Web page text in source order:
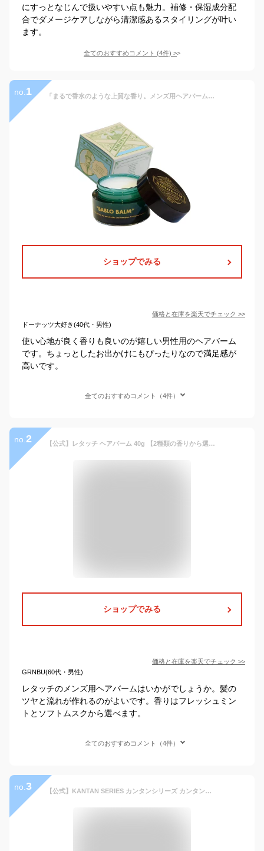
にすっとなじんで扱いやすい点も魅力。補修・保湿成分配
合でダメージケアしながら清潔感あるスタイリングが叶い
ます。
全てのおすすめコメント (4件) >
no. 1 「まるで香水のような上質な香り。メンズ用ヘアバーム」バブロ バーム BABLO BALM バブロバーム ヘアバーム メンズ用 男性用（アンバーウッディームスクの香り）35g[ヘアワックス ハンドクリーム 練り香水 リップクリーム]
ショップでみる
価格と在庫を楽天でチェック >>
ドーナッツ大好き(40代・男性)
使い心地が良く香りも良いのが嬉しい男性用のヘアバーム
です。ちょっとしたお出かけにもぴったりなので満足感が
高いです。
全てのおすすめコメント（4件）
no. 2 【公式】レタッチ ヘアバーム 40g 【2種類の香りから選べる】 / RETOUCH ヘアワックス バーム フレッシュミント ソフトムスク 髪 スタイリングバーム ヘアセット メンズ 毛流れ ツヤ 濡れ感 マルチバーム スタイリング剤 ワックス 整髪料
ショップでみる
価格と在庫を楽天でチェック >>
GRNBU(60代・男性)
レタッチのメンズ用ヘアバームはいかがでしょうか。髪の
ツヤと流れが作れるのがよいです。香りはフレッシュミン
トとソフトムスクから選べます。
全てのおすすめコメント（4件）
no. 3 【公式】KANTAN SERIES カンタンシリーズ カンタンニュアンス ヘアバーム 90g 大容量 センターパート ツヤ メンズ ホワイトティーの香り 韓国風ヘア スタイリング メンズ プレゼント ギフト